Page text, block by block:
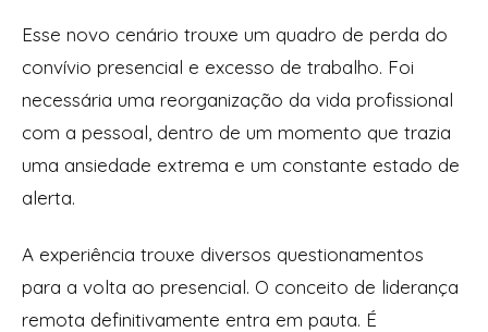
Esse novo cenário trouxe um quadro de perda do
convívio presencial e excesso de trabalho. Foi
necessária uma reorganização da vida profissional
com a pessoal, dentro de um momento que trazia
uma ansiedade extrema e um constante estado de
alerta.
A experiência trouxe diversos questionamentos
para a volta ao presencial. O conceito de liderança
remota definitivamente entra em pauta. É